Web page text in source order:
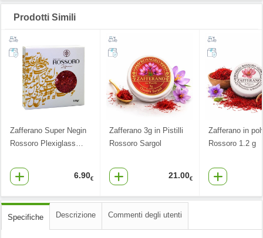
Prodotti Simili
Zafferano Super Negin
Rossoro Plexiglass…
6.90€
Zafferano 3g in Pistilli
Rossoro Sargol
21.00€
Zafferano in
Rossoro 1.2 g
Specifiche Descrizione Commenti degli utenti